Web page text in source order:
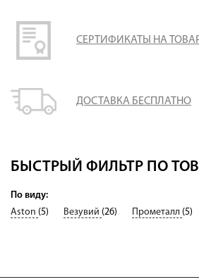
СЕРТИФИКАТЫ НА
ДОСТАВКА БЕСПЛАТНО
БЫСТРЫЙ ФИЛЬТР ПО
По виду:
Aston (5) Везувий (26) Прометалл (5)